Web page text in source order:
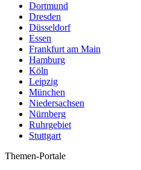
Dortmund
Dresden
Düsseldorf
Essen
Frankfurt am Main
Hamburg
Köln
Leipzig
München
Niedersachsen
Nürnberg
Ruhrgebiet
Stuttgart
Themen-Portale